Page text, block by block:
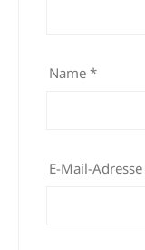
Name *
E-Mail-Adresse